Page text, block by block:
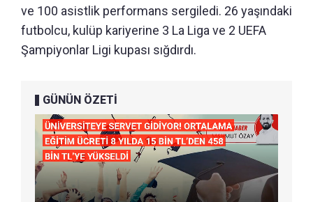
ve 100 asistlik performans sergiledi. 26 yaşındaki
futbolcu, kulüp kariyerine 3 La Liga ve 2 UEFA
Şampiyonlar Ligi kupası sığdırdı.
GÜNÜN ÖZETİ